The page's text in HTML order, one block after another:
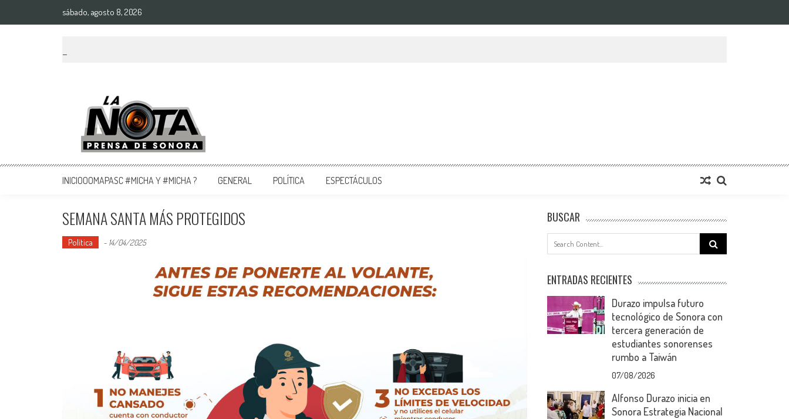
sábado, agosto 8, 2026
La Nota Prensa De Sonora
Noticias del día
INICIOOOMAPASC #MICHA Y #MICHA ? GENERAL POLÍTICA ESPECTÁCULOS
SEMANA SANTA MÁS PROTEGIDOS
Política - 14/04/2025
BUSCAR
Search
for:
ENTRADAS RECIENTES
Durazo impulsa futuro
tecnológico de Sonora con
tercera generación de
estudiantes sonorenses
rumbo a Taiwán
07/08/2026
Alfonso Durazo inicia en
Sonora Estrategia Nacional